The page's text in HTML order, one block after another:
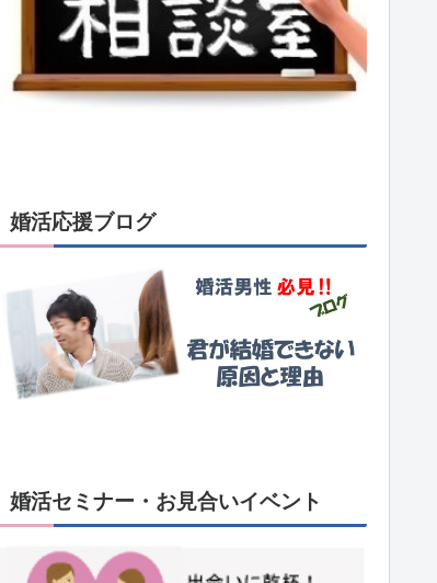
婚活応援ブログ
婚活セミナー・お見合いイベント